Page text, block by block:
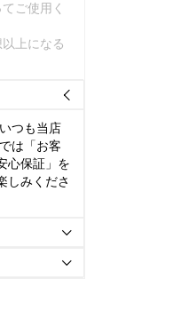
ご使用く
上になる

つも当店
は「お客
心保証」を
しみくださ

